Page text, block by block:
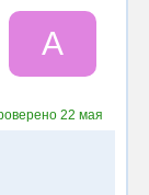
A
22 мая